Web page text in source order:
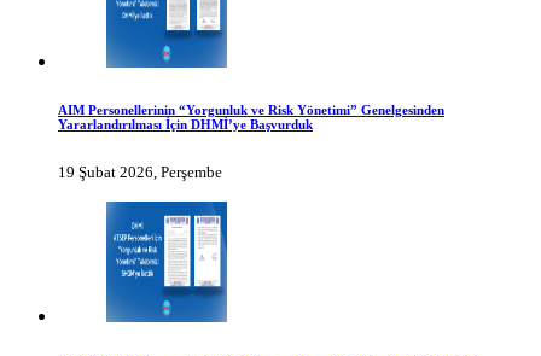
AIM Personellerinin “Yorgunluk ve Risk Yönetimi” Genelgesinden
Yararlandırılması İçin DHMİ’ye Başvurduk
19 Şubat 2026, Perşembe